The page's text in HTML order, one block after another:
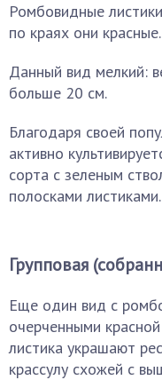
Ромбовидные
по краях они красные.
Данный вид мелкий:
больше 20 см.
Благодаря своей
активно
сорта с зеленым
полосками листиками.
Групповая
Еще один вид с
очерченными
листика украшают
крассулу схожей с